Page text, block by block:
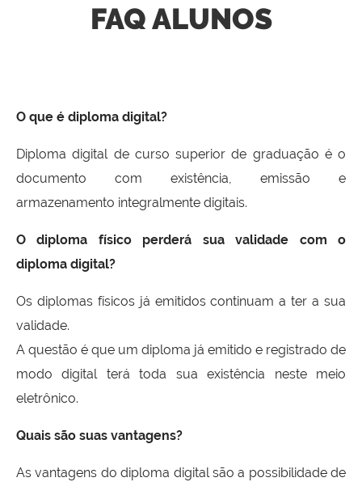
FAQ ALUNOS
O que é diploma digital?
Diploma digital de curso superior de graduação é o
documento com existência, emissão e
armazenamento integralmente digitais.
O diploma físico perderá sua validade com o
diploma digital?
Os diplomas físicos já emitidos continuam a ter a sua
validade.
A questão é que um diploma já emitido e registrado de
modo digital terá toda sua existência neste meio
eletrônico.
Quais são suas vantagens?
As vantagens do diploma digital são a possibilidade de